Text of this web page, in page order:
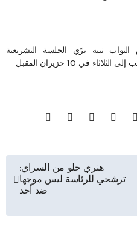
في 10 حزيران المقبل
هنري حلو من السراي:
ترشحي للرئاسة ليس موجها
ضد أحد